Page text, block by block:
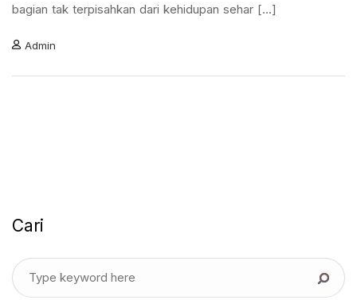
bagian tak terpisahkan dari kehidupan sehar [...]
Admin
Cari